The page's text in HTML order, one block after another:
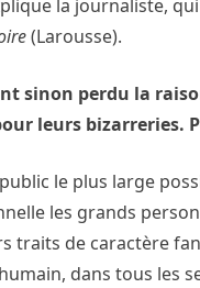
la journaliste,
(Larousse).
sinon perdu la
leurs bizarreries.
le plus large
les grands
traits de caractère
dans tous les